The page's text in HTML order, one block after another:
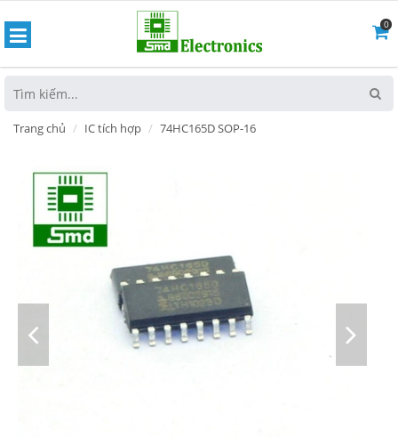
0
Trang chủ IC tích hợp 74HC165D SOP-16